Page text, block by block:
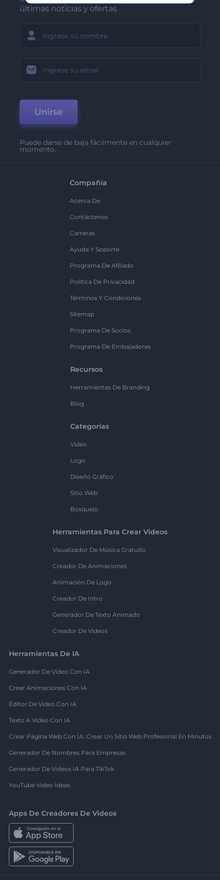
últimas noticias y ofertas
Unirse
Puede darse de baja fácilmente en cualquier
momento.
Compañía
Acerca De
Contáctenos
Carreras
Ayuda Y Soporte
Programa De Afiliado
Política De Privacidad
Términos Y Condiciones
Sitemap
Programa De Socios
Programa De Embajadores
Recursos
Herramientas De Branding
Blog
Categorías
Vídeo
Logo
Diseño Gráfico
Sitio Web
Bosquejo
Herramientas Para Crear Videos
Visualizador De Música Gratuito
Creador De Animaciones
Animación De Logo
Creador De Intro
Generador De Texto Animado
Creador De Videos
Herramientas De IA
Generador De Video Con IA
Crear Animaciones Con IA
Editor De Video Con IA
Texto A Video Con IA
Crear Página Web Con IA: Crear Un Sitio Web Profesional En Minutos
Generador De Nombres Para Empresas
Generador De Videos IA Para TikTok
YouTube Video Ideas
Apps De Creadores De Videos